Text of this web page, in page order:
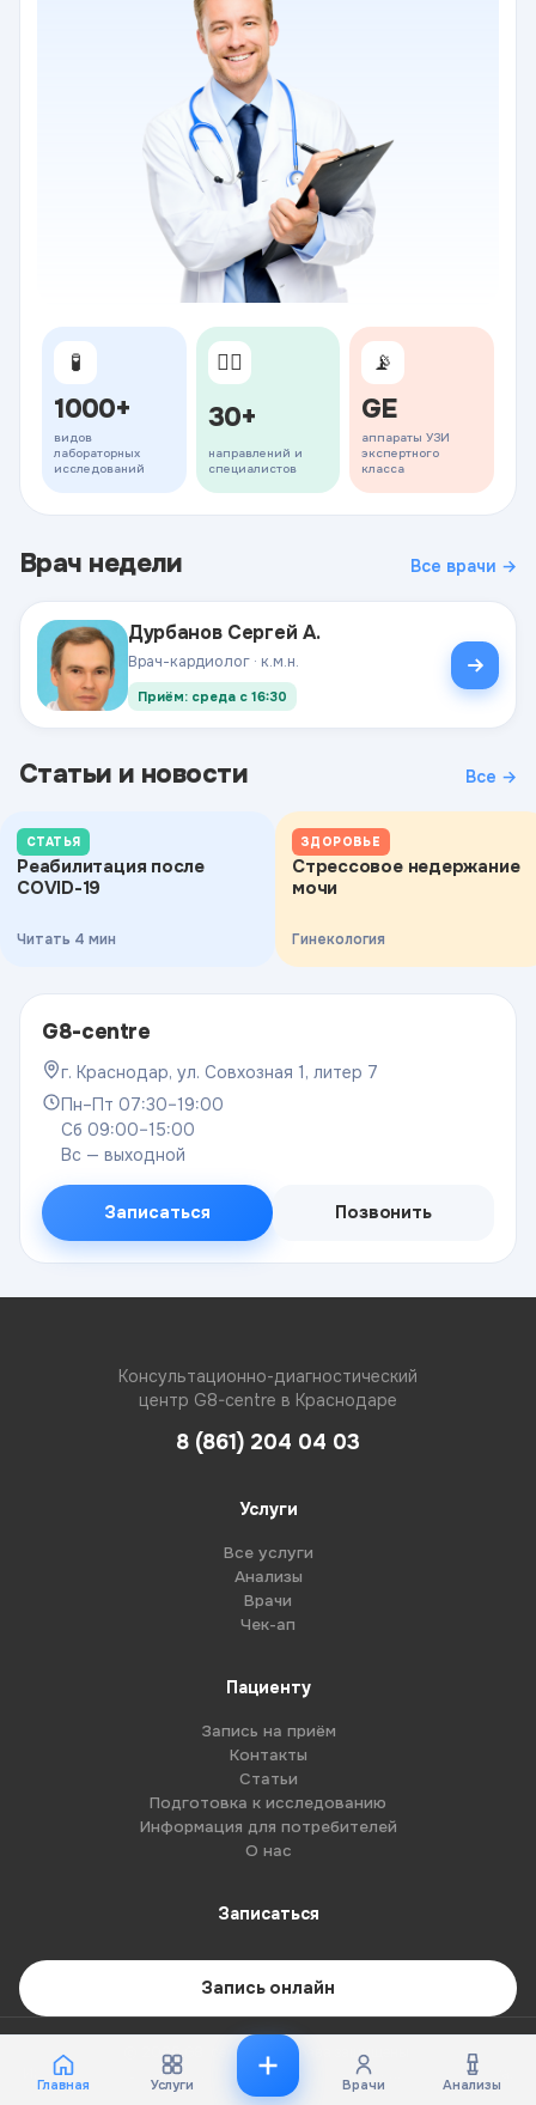
🧪
1000+
видов
лабораторных
исследований
👨‍⚕️
30+
направлений и
специалистов
📡
GE
аппараты УЗИ
экспертного
класса
Врач недели Все врачи →
Дурбанов Сергей А.
Врач-кардиолог · к.м.н.
Приём: среда с 16:30
Статьи и новости Все →
СТАТЬЯ
Реабилитация после
COVID-19
Читать 4 мин
ЗДОРОВЬЕ
Стрессовое недержание
мочи
Гинекология
G8-centre
г. Краснодар, ул. Совхозная 1, литер 7
Пн–Пт 07:30–19:00
Сб 09:00–15:00
Вс — выходной
Записаться Позвонить
Консультационно-диагностический
центр G8-centre в Краснодаре
8 (861) 204 04 03
Услуги
Все услуги
Анализы
Врачи
Чек-ап
Пациенту
Запись на приём
Контакты
Статьи
Подготовка к исследованию
Информация для потребителей
О нас
Записаться
Запись онлайн
© 2026 G8-centre. Все права защищены.
Имеются противопоказания. Необходима консультация специалиста.
Главная Услуги Врачи Анализы